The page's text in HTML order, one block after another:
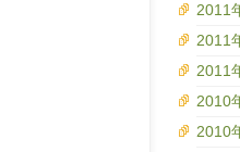
2011
2011
2011
2010
2010